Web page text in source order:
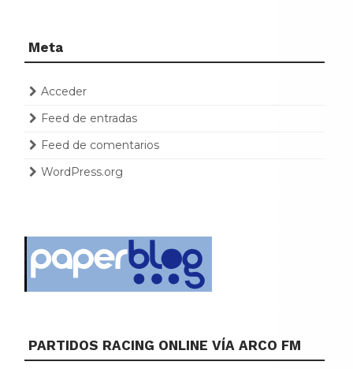
Meta
Acceder
Feed de entradas
Feed de comentarios
WordPress.org
PARTIDOS RACING ONLINE VÍA ARCO FM